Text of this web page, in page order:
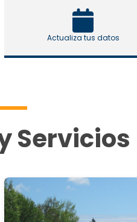
Actualiza tus datos
Servicios